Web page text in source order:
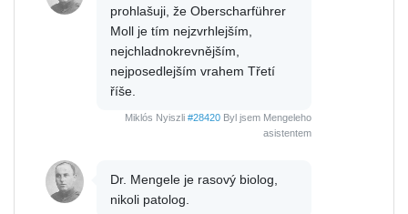
prohlašuji, že Oberscharführer
Moll je tím nejzvrhlejším,
nejchladnokrevnějším,
nejposedlejším vrahem Třetí
říše.
Miklós Nyiszli #28420 Byl jsem Mengeleho
asistentem
Dr. Mengele je rasový biolog,
nikoli patolog.